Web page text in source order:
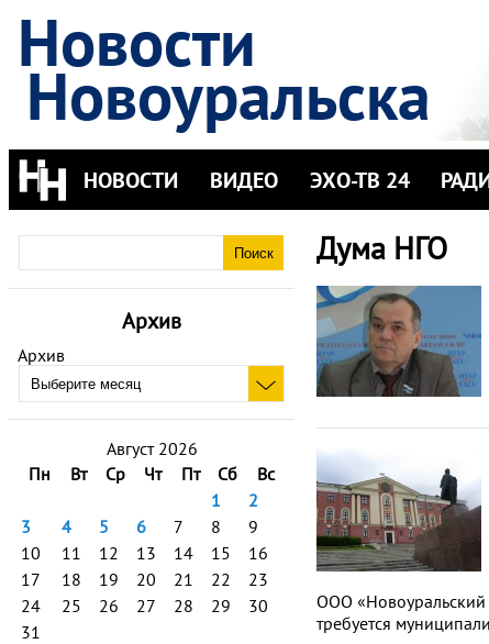
Новости
Новоуральска
НОВОСТИ ВИДЕО ЭХО-ТВ 24
Архив
Архив
Август 2026
Пн
Вт Ср Чт Пт Сб
Вс
1
2
3
4 5 6 7 8
9
10
11 12 13 14 15
16
17
18 19 20 21 22
23
24
25 26 27 28 29
30
31
Дума НГО
ООО «Новоуральский
требуется